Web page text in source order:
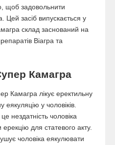
щоб задовольнити
Цей засіб випускається у
склад заснований на
Віагра та
Камагра
Камагра лікує еректильну
у чоловіків.
нездатність чоловіка
для статевого акту.
чоловіка еякулювати